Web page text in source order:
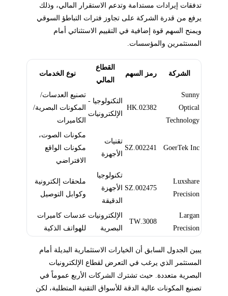
تدفقات إيرادات مستدامة وتدعم الاستقرار المالي، وذلك
يرفع من قدرة الشركة على تجاوز فترات التباطؤ السوقي
ويمنح السهم قوة إضافية في التقييم الاستثنائي أمام
المستثمرين والمؤسسات.
الشركة رمز السهم
القطاع
المالي
نوع الخدمات
Sunny
Optical
Technology
02382.HK
التكنولوجيا -
الإلكترونيات
تصنيع العدسات/
المكونات البصرية/
الكاميرات
GoerTek Inc
002241.SZ
تقنيات
الأجهزة
مكونات الصوت،
مكونات الواقع
الافتراضي
Luxshare
Precision
002475.SZ
تكنولوجيا
الأجهزة
الدقيقة
ملحقات إلكترونية
وكوابل التوصيل
Largan
Precision
3008.TW
الإلكترونيات
البصرية
عدسات كاميرات
للهواتف الذكية
يبين الجدول السابق أن الخيارات الاستثمارية البديلة أمام
المستثمر الذي يرغب في التعرض لقطاع الإلكترونيات
البصرية متعددة. حيث تشترك الشركات الأربع عموماً في
تصنيع المكونات عالية الدقة للأسواق التقنية المتطلبة، لكن